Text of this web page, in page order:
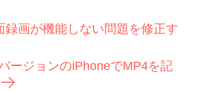
録画が機能しない問題を修正す
ージョンのiPhoneでMP4を記